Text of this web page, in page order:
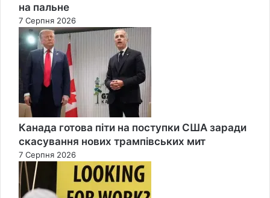
на пальне
7 Серпня 2026
Канада готова піти на поступки США заради
скасування нових трампівських мит
7 Серпня 2026